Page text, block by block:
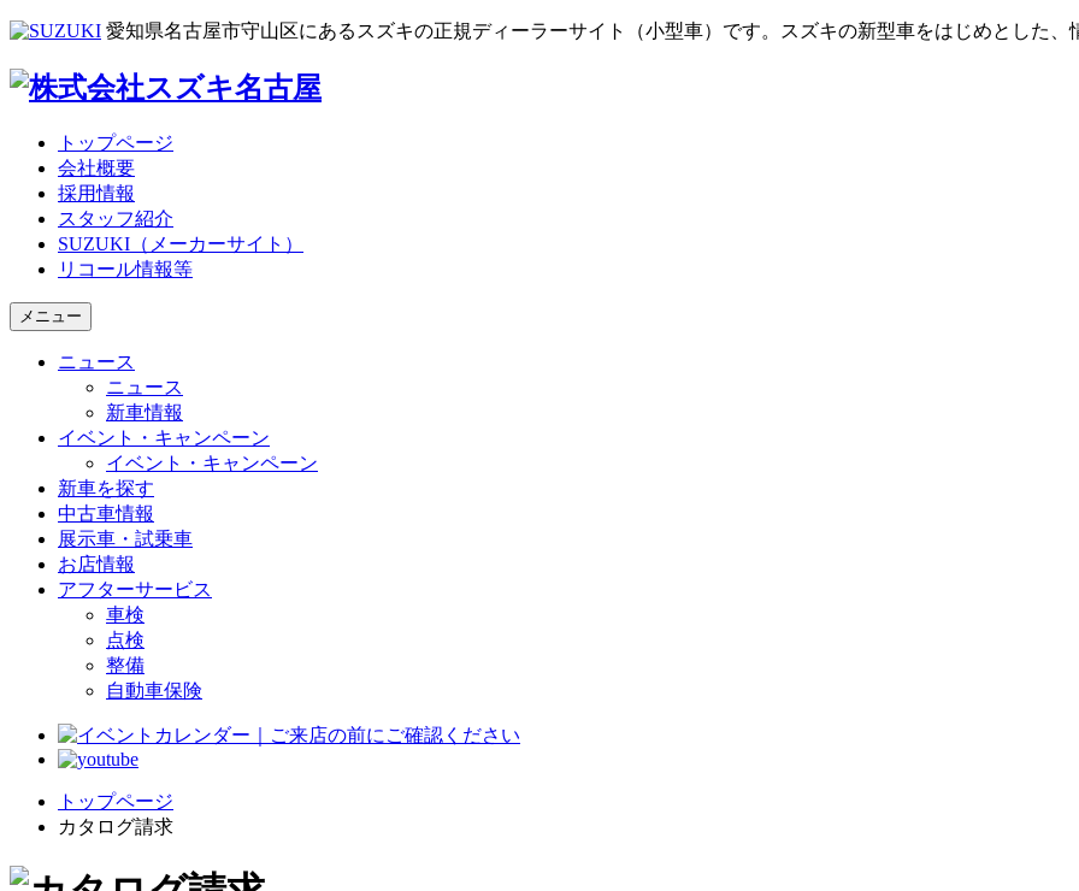
愛知県名古屋市守山区にあるスズキの正規ディーラーサイト（小型車）です。 スズキの新型車をはじめとした、
トップページ
会社概要
採用情報
スタッフ紹介
SUZUKI（メーカーサイト）
リコール情報等
メニュー
ニュース
ニュース
新車情報
イベント・キャンペーン
イベント・キャンペーン
新車を探す
中古車情報
展示車・試乗車
お店情報
アフターサービス
車検
点検
整備
自動車保険
トップページ
カタログ請求